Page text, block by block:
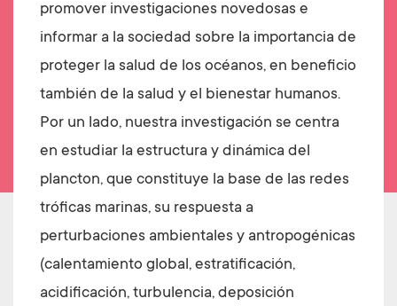
promover investigaciones novedosas e
informar a la sociedad sobre la importancia de
proteger la salud de los océanos, en beneficio
también de la salud y el bienestar humanos.
Por un lado, nuestra investigación se centra
en estudiar la estructura y dinámica del
plancton, que constituye la base de las redes
tróficas marinas, su respuesta a
perturbaciones ambientales y antropogénicas
(calentamiento global, estratificación,
acidificación, turbulencia, deposición